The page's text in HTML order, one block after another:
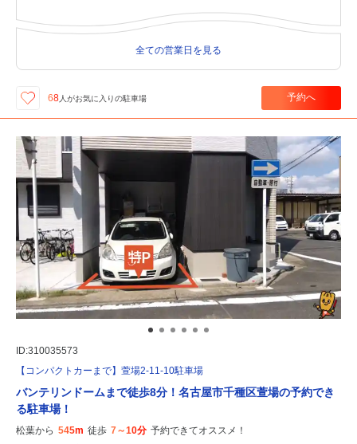
全ての営業日を見る
68 人がお気に入りの駐車場 予約へ
ID:310035573
【コンパクトカーまで】萱場2-11-10駐車場
バンテリンドームまで徒歩8分！名古屋市千種区萱場の予約でき
る駐車場！
松葉から 545m 徒歩 7～10分 予約できてオススメ！